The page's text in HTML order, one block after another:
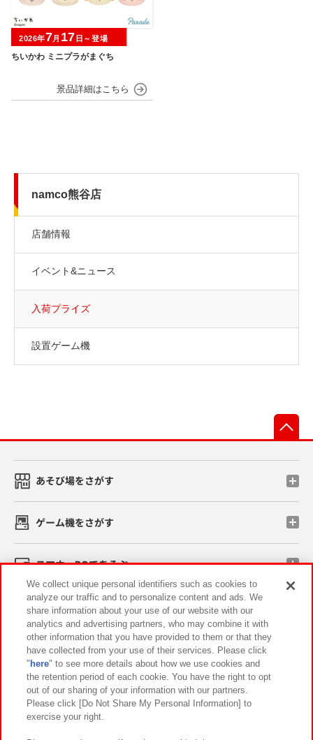
ちいかわ ミニプラがまぐち
2026年7月 17 日～登場
namco熊谷店
店舗情報
イベント&ニュース
入荷プライズ
設置ゲーム機
あそび場をさがす
ゲーム機をさがす
スマホ・PCであそぶ
イベント・キャンペーン
関連会社 サステナビリティ サイトポリシー
プライバシーポリシー ウェブアクセシビリティ方針と検証結果
お取引先さまとともに
We collect unique personal identifiers such as cookies to
analyze our traffic and to personalize content and ads. We
share information about your use of our website with our
analytics and advertising partners, who may combine it with
other information that you have provided to them or that they
have collected from your use of their services. Please click
" here" to see more details about how we use cookies and
the retention period of each cookie. You have the right to opt
out of our sharing of your information with our partners.
Please click [Do Not Share My Personal Information] to
exercise your right.